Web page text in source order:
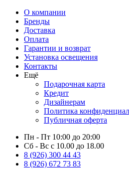
О компании
Бренды
Доставка
Оплата
Гарантии и возврат
Установка освещения
Контакты
Ещё
Подарочная карта
Кредит
Дизайнерам
Политика
Публичная оферта
Пн - Пт 10:00 до 20:00
Сб - Вс с 10.00 до 18.00
8 (926) 300 44 43
8 (926) 672 73 83